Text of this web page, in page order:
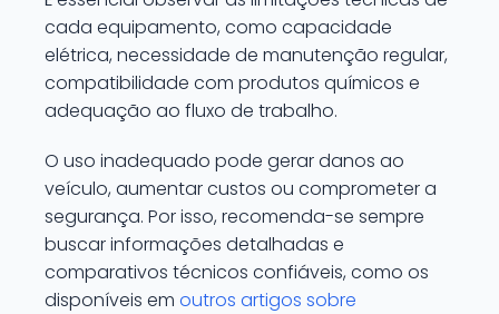
cada equipamento, como capacidade
elétrica, necessidade de manutenção regular,
compatibilidade com produtos químicos e
adequação ao fluxo de trabalho.
O uso inadequado pode gerar danos ao
veículo, aumentar custos ou comprometer a
segurança. Por isso, recomenda-se sempre
buscar informações detalhadas e
comparativos técnicos confiáveis, como os
disponíveis em outros artigos sobre